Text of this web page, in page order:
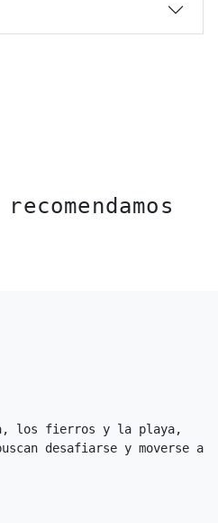
los fierros y la playa,
desafiarse y moverse a